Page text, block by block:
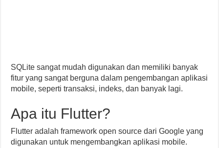
SQLite sangat mudah digunakan dan memiliki banyak
fitur yang sangat berguna dalam pengembangan aplikasi
mobile, seperti transaksi, indeks, dan banyak lagi.
Apa itu Flutter?
Flutter adalah framework open source dari Google yang
digunakan untuk mengembangkan aplikasi mobile.